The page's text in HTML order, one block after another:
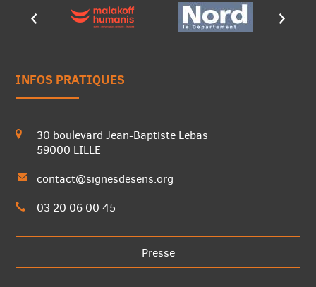
INFOS PRATIQUES
30 boulevard Jean-Baptiste Lebas
59000 LILLE
contact@signesdesens.org
03 20 06 00 45
Presse